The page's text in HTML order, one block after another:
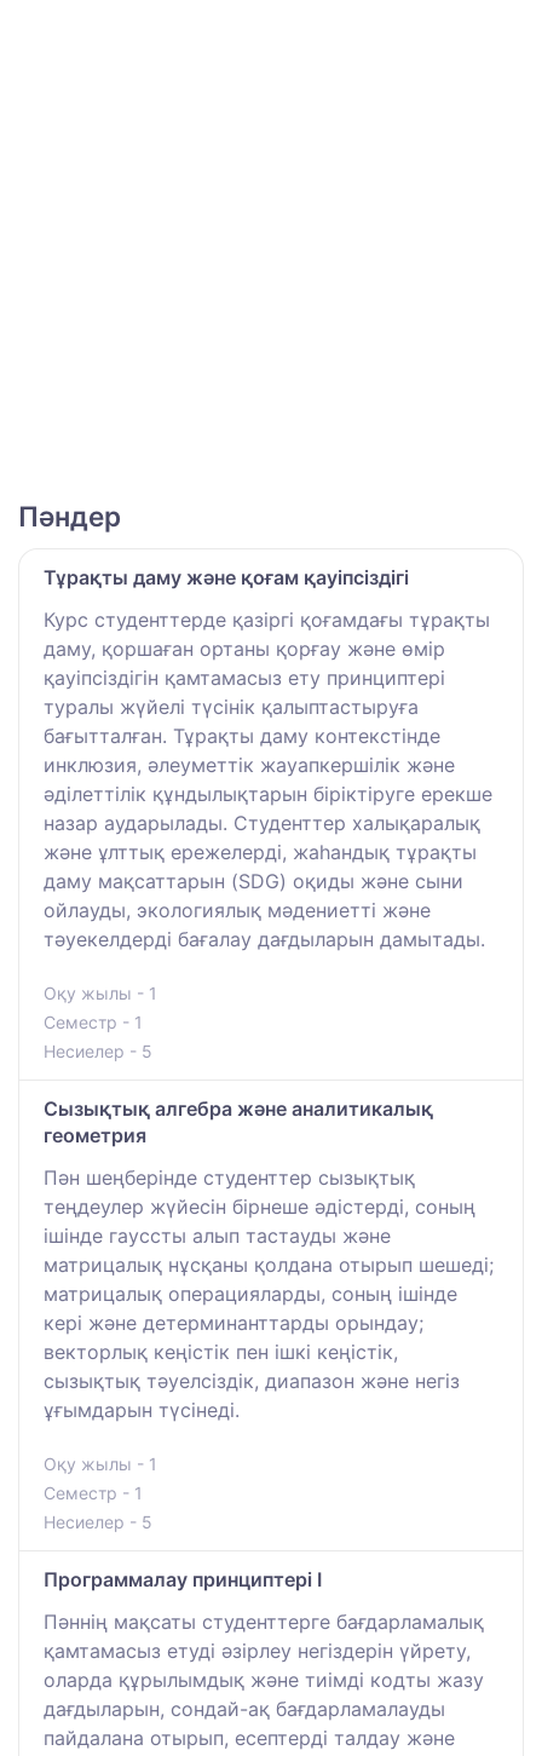
Пәндер
Тұрақты даму және қоғам қауіпсіздігі
Курс студенттерде қазіргі қоғамдағы тұрақты
даму, қоршаған ортаны қорғау және өмір
қауіпсіздігін қамтамасыз ету принциптері
туралы жүйелі түсінік қалыптастыруға
бағытталған. Тұрақты даму контекстінде
инклюзия, әлеуметтік жауапкершілік және
әділеттілік құндылықтарын біріктіруге ерекше
назар аударылады. Студенттер халықаралық
және ұлттық ережелерді, жаһандық тұрақты
даму мақсаттарын (SDG) оқиды және сыни
ойлауды, экологиялық мәдениетті және
тәуекелдерді бағалау дағдыларын дамытады.
Оқу жылы - 1
Семестр - 1
Несиелер - 5
Сызықтық алгебра және аналитикалық
геометрия
Пән шеңберінде студенттер сызықтық
теңдеулер жүйесін бірнеше әдістерді, соның
ішінде гауссты алып тастауды және
матрицалық нұсқаны қолдана отырып шешеді;
матрицалық операцияларды, соның ішінде
кері және детерминанттарды орындау;
векторлық кеңістік пен ішкі кеңістік,
сызықтық тәуелсіздік, диапазон және негіз
ұғымдарын түсінеді.
Оқу жылы - 1
Семестр - 1
Несиелер - 5
Программалау принциптері I
Пәннің мақсаты студенттерге бағдарламалық
қамтамасыз етуді әзірлеу негіздерін үйрету,
оларда құрылымдық және тиімді кодты жазу
дағдыларын, сондай-ақ бағдарламалауды
пайдалана отырып, есептерді талдау және